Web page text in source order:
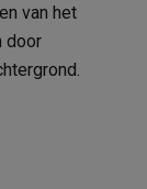
van het
door